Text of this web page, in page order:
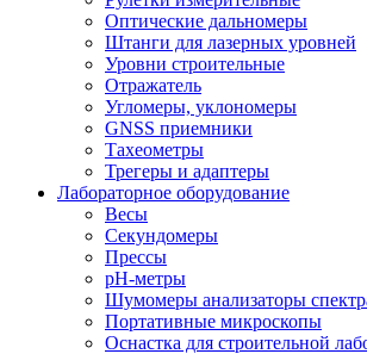
Оптические дальномеры
Штанги для лазерных уровней
Уровни строительные
Отражатель
Угломеры, уклономеры
GNSS приемники
Тахеометры
Трегеры и адаптеры
Лабораторное оборудование
Весы
Секундомеры
Прессы
pH-метры
Шумомеры анализаторы
Портативные микроскопы
Оснастка для строительной